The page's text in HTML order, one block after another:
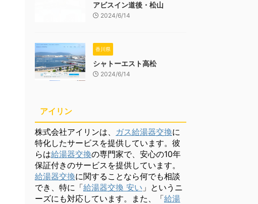
アビスイン道後・松山
2024/6/14
香川県
シャトーエスト高松
2024/6/14
アイリン
株式会社アイリンは、 ガス給湯器交換に
特化したサービスを提供しています。彼
らは給湯器交換の専門家で、安心の10年
保証付きのサービスを提供しています。
給湯器交換に関することなら何でも相談
でき、特に「給湯器交換 安い 」というニ
ーズにも対応しています。また、「給湯